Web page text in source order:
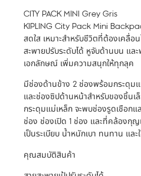
CITY PACK MINI Grey Gris
KIPLING City Pack Mini
สดใส เหมาะสำหรับชีวิตที่ต้องเคลื่
สะพายปรับระดับได้ หูจับด้านบน แล
เอกลักษณ์ เพิ่มความสนุกให้ทุกลุค
มีช่องด้านข้าง 2 ช่องพร้อมกระดุมแ
และช่องซิปด้านหน้าสำหรับของชิ้น
กระดุมแม่เหล็ก จะพบช่องรูดเชือก
ช่อง ช่องเปิด 1 ช่อง และที่คล้องกุญ
เป็นระเบียบ น้ำหนักเบา ทนทาน และ
คุณสมบัติสินค้า